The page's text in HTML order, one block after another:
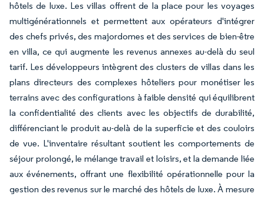
hôtels de luxe. Les villas offrent de la place pour les voyages
multigénérationnels et permettent aux opérateurs d'intégrer
des chefs privés, des majordomes et des services de bien-être
en villa, ce qui augmente les revenus annexes au-delà du seul
tarif. Les développeurs intègrent des clusters de villas dans les
plans directeurs des complexes hôteliers pour monétiser les
terrains avec des configurations à faible densité qui équilibrent
la confidentialité des clients avec les objectifs de durabilité,
différenciant le produit au-delà de la superficie et des couloirs
de vue. L'inventaire résultant soutient les comportements de
séjour prolongé, le mélange travail et loisirs, et la demande liée
aux événements, offrant une flexibilité opérationnelle pour la
gestion des revenus sur le marché des hôtels de luxe. À mesure